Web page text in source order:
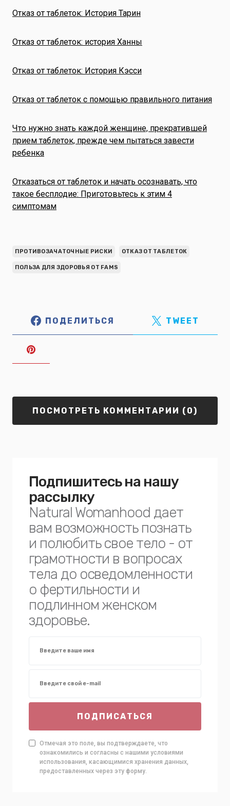
Отказ от таблеток: История Тарин
Отказ от таблеток: история Ханны
Отказ от таблеток: История Кэсси
Отказ от таблеток с помощью правильного питания
Что нужно знать каждой женщине, прекратившей
прием таблеток, прежде чем пытаться завести
ребенка
Отказаться от таблеток и начать осознавать, что
такое бесплодие: Приготовьтесь к этим 4
симптомам
ПРОТИВОЗАЧАТОЧНЫЕ РИСКИ ОТКАЗ ОТ ТАБЛЕТОК
ПОЛЬЗА ДЛЯ ЗДОРОВЬЯ ОТ FAMS
ПОДЕЛИТЬСЯ TWEET
ПОСМОТРЕТЬ КОММЕНТАРИИ (0)
Подпишитесь на нашу
рассылку
Natural Womanhood дает
вам возможность познать
и полюбить свое тело - от
грамотности в вопросах
тела до осведомленности
о фертильности и
подлинном женском
здоровье.
ПОДПИСАТЬСЯ
Отмечая это поле, вы подтверждаете, что
ознакомились и согласны с нашими условиями
использования, касающимися хранения данных,
предоставленных через эту форму.